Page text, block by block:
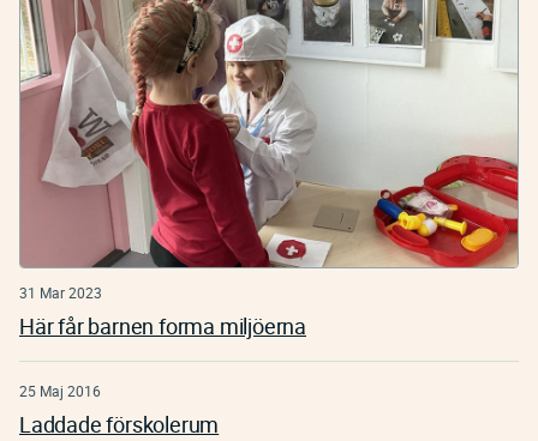
31 Mar 2023
Här får barnen forma miljöerna
25 Maj 2016
Laddade förskolerum